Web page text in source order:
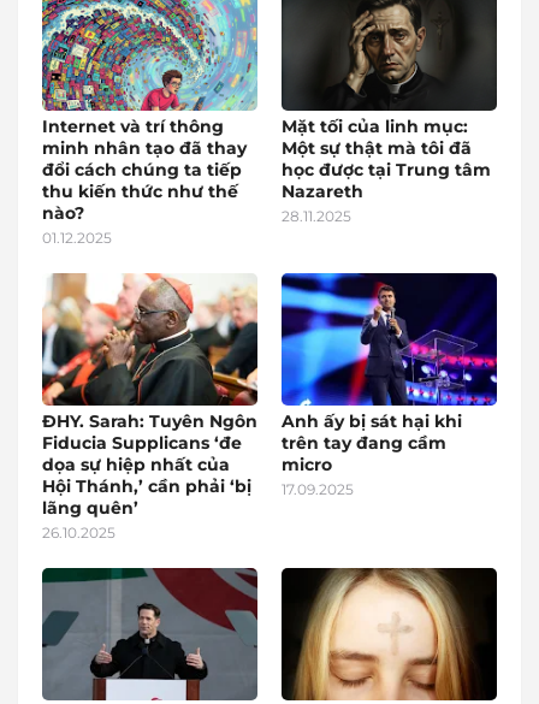
Internet và trí thông
minh nhân tạo đã thay
đổi cách chúng ta tiếp
thu kiến thức như thế
nào?
01.12.2025
Mặt tối của linh mục:
Một sự thật mà tôi đã
học được tại Trung tâm
Nazareth
28.11.2025
ĐHY. Sarah: Tuyên Ngôn
Fiducia Supplicans ‘đe
dọa sự hiệp nhất của
Hội Thánh,’ cần phải ‘bị
lãng quên’
26.10.2025
Anh ấy bị sát hại khi
trên tay đang cầm
micro
17.09.2025